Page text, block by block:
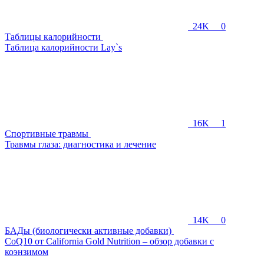
24K
0
Таблицы калорийности
Таблица калорийности Lay`s
16K
1
Спортивные травмы
Травмы глаза: диагностика и лечение
14K
0
БАДы (биологически активные добавки)
CoQ10 от California Gold Nutrition – обзор добавки с
коэнзимом